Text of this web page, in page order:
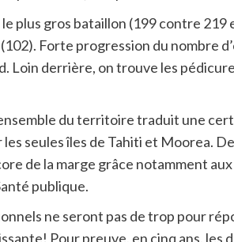
plus gros bataillon (199 contre 219
Forte progression du nombre
Loin derrière, on trouve les
du territoire traduit une
seules îles de Tahiti et Moorea.
de la marge grâce notamment
publique.
ne seront pas de trop pour
Pour preuve, en cinq ans, les